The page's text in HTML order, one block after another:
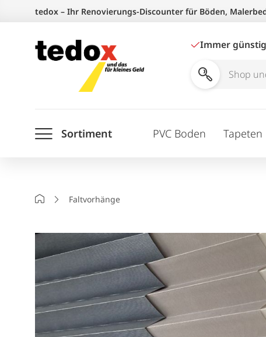
springen
tedox – Ihr Renovierungs-Discounter für Böden,
Immer günstig
Shop
durchsuchen
Sortiment PVC Boden Tapeten
StartseiteFaltvorhänge